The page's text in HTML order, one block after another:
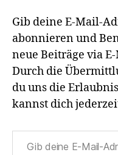
Gib deine E-Mail-
abonnieren und
neue Beiträge via
Durch die
du uns die
kannst dich
Gib deine E-Mail-Adresse ein ...